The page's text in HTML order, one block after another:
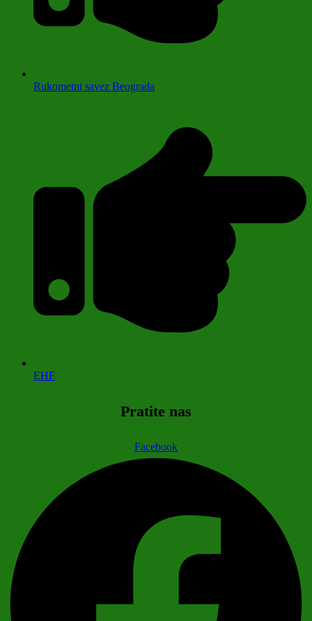
Rukometni savez Beograda
EHF
Pratite nas
Facebook